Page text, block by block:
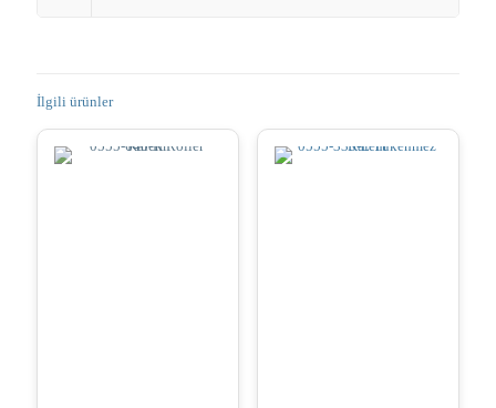
İlgili ürünler